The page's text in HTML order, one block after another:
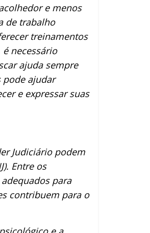
e menos
de trabalho
treinamentos
necessário
ajuda sempre
pode ajudar
e expressar suas
Judiciário podem
Entre os
para
contribuem para o